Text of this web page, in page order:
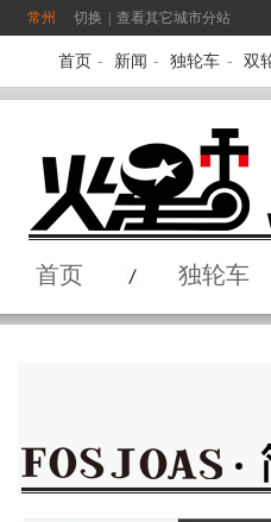
常州 切换 查看其它城市分站
首页 - 新闻 - 独轮车 - 双
首页 独轮车